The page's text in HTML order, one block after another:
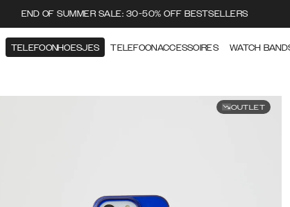
END OF SUMMER SALE: 30-50% OFF BESTSELLERS
TELEFOONHOESJES TELEFOONACCESSOIRES WATCH
OUTLET